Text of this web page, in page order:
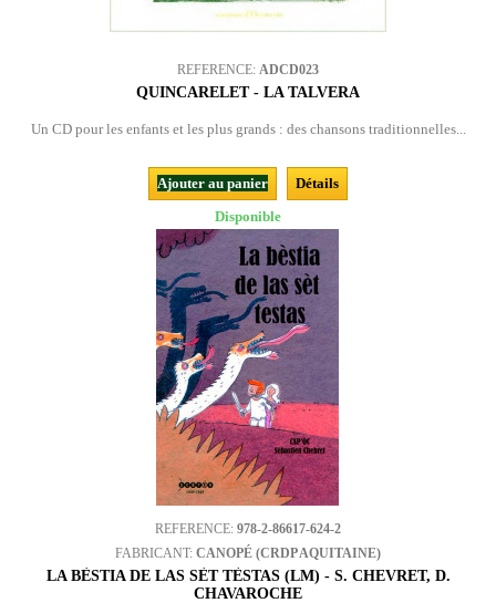
REFERENCE: ADCD023
QUINCARELET - LA TALVERA
Un CD pour les enfants et les plus grands : des chansons traditionnelles...
Ajouter au panier
Détails
Disponible
REFERENCE: 978-2-86617-624-2
FABRICANT: CANOPÉ (CRDP AQUITAINE)
LA BÈSTIA DE LAS SÈT TÈSTAS (LM) - S. CHEVRET, D.
CHAVAROCHE